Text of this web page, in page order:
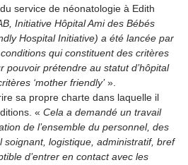
service de néonatologie à Edith
Initiative Hôpital Ami des Bébés
Hospital Initiative) a été lancée par
qui constituent des critères
prétendre au statut d’hôpital
‘mother friendly’».
sa propre charte dans laquelle il
« Cela a demandé un travail
de l’ensemble du personnel, des
logistique, administratif, bref
d’entrer en contact avec les